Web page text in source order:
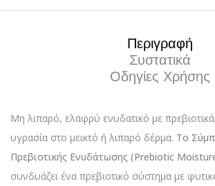
Περιγραφή
Συστατικά
Οδηγίες Χρήσης
Μη λιπαρό, ελαφρύ ενυδατικό με
υγρασία στο μεικτό ή λιπαρό δέρμα. Το
Πρεβιοτικής Ενυδάτωσης (Prebiotic
συνδυάζει ένα πρεβιοτικό σύστημα με